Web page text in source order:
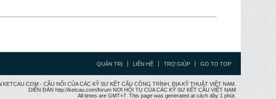
QUẢN TRỊ LIÊN HỆ TRỢ GIÚP GO TO TOP
- CẦU NỐI CỦA CÁC KỸ SƯ KẾT CẤU CÔNG TRÌNH, ĐỊA KỸ THUẬT VIỆT NAM.
DIỄN ĐÀN http://ketcau.com/forum NƠI HỘI TỤ CỦA CÁC KỸ SƯ KẾT CÂU VIỆT NAM
All times are GMT+7. This page was generated at cách đây 1 phút.